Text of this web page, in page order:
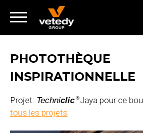
PHOTOTHÈQUE
INSPIRATIONNELLE
Projet: Techniclic ®Jaya pour ce
tous les projets